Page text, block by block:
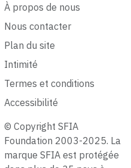
À propos de nous
Nous contacter
Plan du site
Intimité
Termes et conditions
Accessibilité
© Copyright SFIA
Foundation 2003-2025. La
marque SFIA est protégée